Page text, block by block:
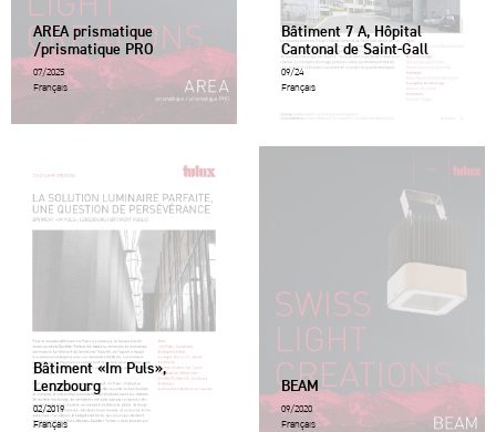
AREA prismatique
/prismatique PRO
07/2025
Français
Bâtiment 7 A, Hôpital
Cantonal de Saint-Gall
09/24
Français
Bâtiment «Im Puls»,
Lenzbourg
02/2019
Français
BEAM
09/2020
Français